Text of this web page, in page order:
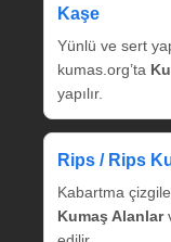
Kaşe
Yünlü ve sert
kumas.org’ta
yapılır.
Rips / Rips
Kabartma
Kumaş Alanlar